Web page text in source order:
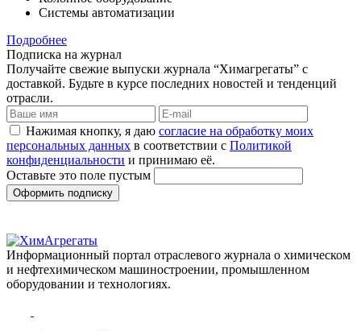
Системы автоматизации
Подробнее
Подписка на журнал
Получайте свежие выпуски журнала “Химагрегаты” с
доставкой. Будьте в курсе последних новостей и тенденций
отрасли.
Нажимая кнопку, я даю согласие на обработку моих
персональных данных в соответствии с Политикой
конфиденциальности и принимаю её.
Оставьте это поле пустым
Оформить подписку
Информационный портал отраслевого журнала о химическом
и нефтехимическом машиностроении, промышленном
оборудовании и технологиях.